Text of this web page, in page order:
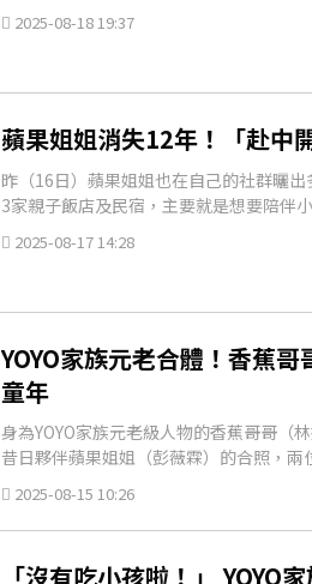
2025-08-18 19:37
蘋果姐姐消失12年！「赴中
昨（16日）蘋果姐姐也在自己的社群曬
3家親子飯店及民宿，主要就是想要陪伴
2025-08-17 14:28
YOYO家族元老合體！香蕉
童年
身為YOYO家族元老級人物的香蕉哥哥（
昔日夥伴蘋果姐姐（彭薇霖）的合照，
2025-08-15 10:26
「沒有吃小孩啦！」 YOYO